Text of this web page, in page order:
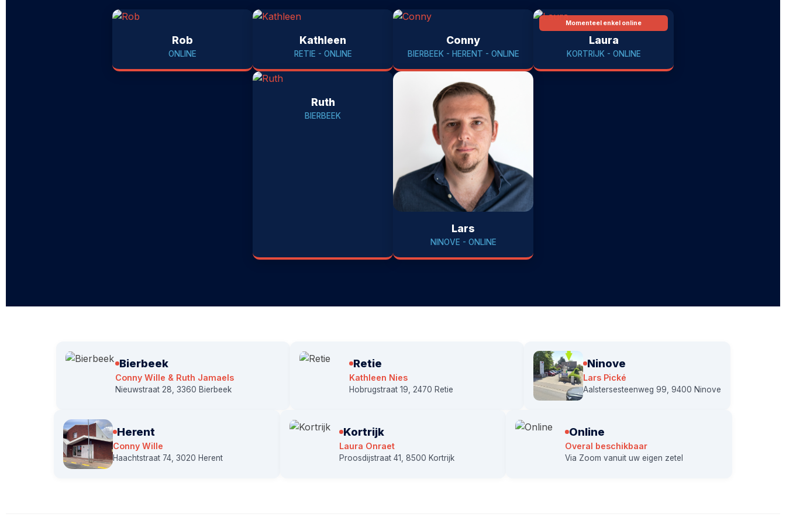
Rob
ONLINE
Kathleen
RETIE - ONLINE
Conny
BIERBEEK - HERENT - ONLINE
Momenteel enkel online
Laura
KORTRIJK - ONLINE
Ruth
BIERBEEK
Lars
NINOVE - ONLINE
Bierbeek
Conny Wille & Ruth Jamaels
Nieuwstraat 28, 3360 Bierbeek
Retie
Kathleen Nies
Hobrugstraat 19, 2470 Retie
Ninove
Lars Pické
Aalstersesteenweg 99, 9400 Ninove
Herent
Conny Wille
Haachtstraat 74, 3020 Herent
Kortrijk
Laura Onraet
Proosdijstraat 41, 8500 Kortrijk
Online
Overal beschikbaar
Via Zoom vanuit uw eigen zetel